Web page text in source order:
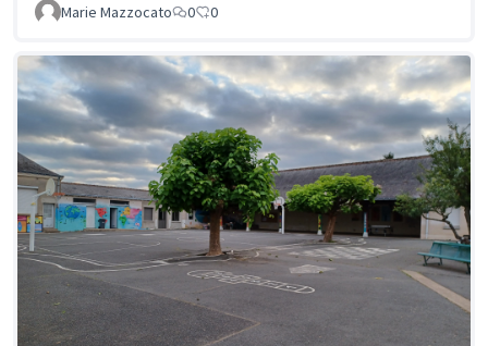
Marie Mazzocato
0 0